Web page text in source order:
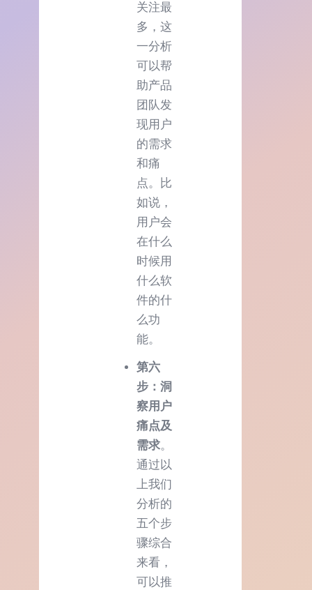
关注最
多，这
一分析
可以帮
助产品
团队发
现用户
的需求
和痛
点。比
如说，
用户会
在什么
时候用
什么软
件的什
么功
能。
第六
步：洞
察用户
痛点及
需求。
通过以
上我们
分析的
五个步
骤综合
来看，
可以推